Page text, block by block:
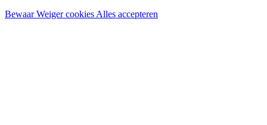
BewaarWeiger cookies Alles accepteren